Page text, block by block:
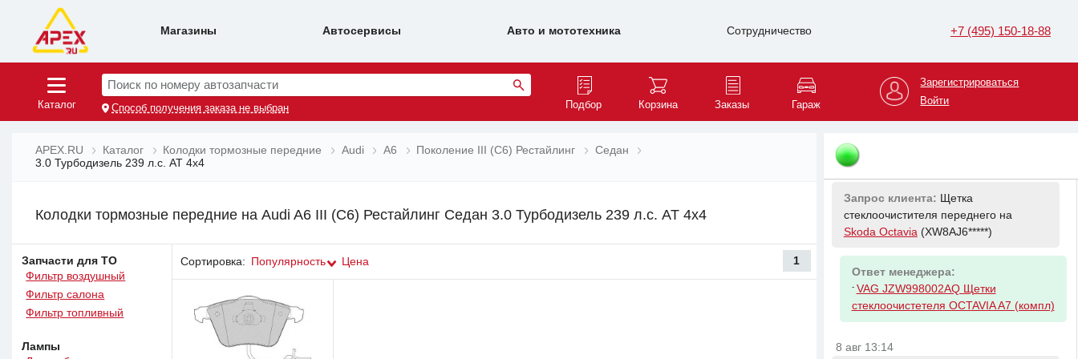
Магазины Автосервисы Авто и мототехника Сотрудничество +7 (495) 150-18-88
Каталог
Поиск по номеру автозапчасти
Способ получения заказа не выбран Подбор Корзина Заказы Гараж
Зарегистрироваться
Войти
APEX.RU Каталог Колодки тормозные передние Audi A6 Поколение III (C6) Рестайлинг
Седан
3.0 Турбодизель 239 л.с. AT 4x4
Колодки тормозные передние на Audi A6 III (C6) Рестайлинг Седан 3.0 Турбодизель 239 л.с. AT 4x4
Запчасти для ТО
Фильтр воздушный
Фильтр салона
Фильтр топливный
Лампы
Сортировка: Популярность Цена 1
Фильтр салона на
(XW8AJ6*****)
Ответ менеджера:
VAG 5Q0819653 Фильтр салона Audi
Запрос клиента: Щетка
стеклоочистителя переднего на
Skoda Octavia (XW8AJ6*****)
Ответ менеджера:
- VAG JZW998002AQ Щетки
стеклоочистетеля OCTAVIA A7 (компл)
8 авг 13:14